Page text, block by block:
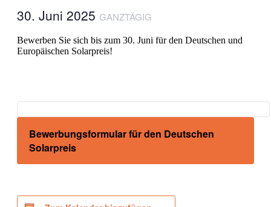
30. Juni 2025 GANZTÄGIG
Bewerben Sie sich bis zum 30. Juni für den Deutschen und
Europäischen Solarpreis!
Bewerbungsformular für den Deutschen
Solarpreis